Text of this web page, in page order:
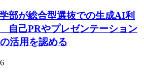
部が総合型選抜での生成AI利
自己PRやプレゼンテーション
活用を認める